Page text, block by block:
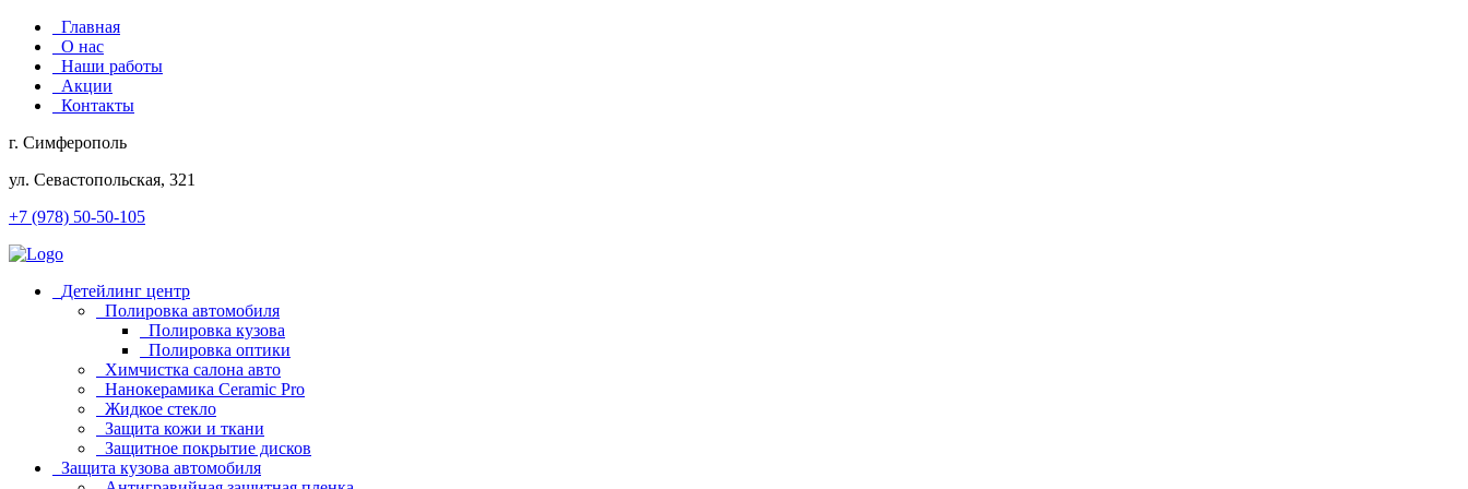
Главная
О нас
Наши работы
Акции
Контакты
г. Симферополь
ул. Севастопольская, 321
+7 (978) 50-50-105
Детейлинг центр
Полировка автомобиля
Полировка кузова
Полировка оптики
Химчистка салона авто
Нанокерамика Ceramic Pro
Жидкое стекло
Защита кожи и ткани
Защитное покрытие дисков
Защита кузова автомобиля